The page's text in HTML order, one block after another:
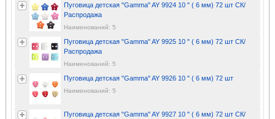
Пуговица детская "Gamma" AY 9924 10 " ( 6 мм) 72 шт СК/
Распродажа
Наименований: 5
Пуговица детская "Gamma" AY 9925 10 " ( 6 мм) 72 шт СК/
Распродажа
Наименований: 5
Пуговица детская "Gamma" AY 9926 10 " ( 6 мм) 72 шт
Наименований: 5
Пуговица детская "Gamma" AY 9927 10 " ( 6 мм) 72 шт СК/